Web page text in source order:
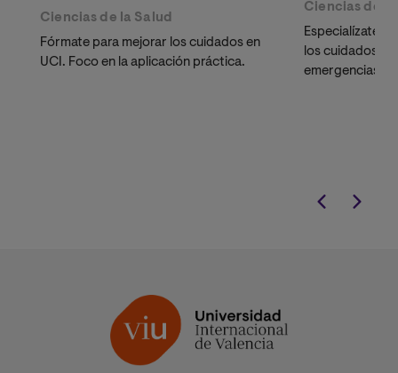
Ciencias de la Salud
Fórmate para mejorar los cuidados en
UCI. Foco en la aplicación práctica.
Ciencias de
Especialízate
los cuidados
emergencias